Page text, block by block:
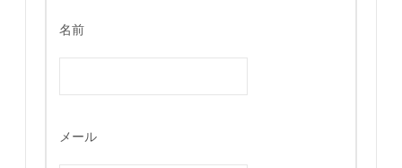
名前
メール